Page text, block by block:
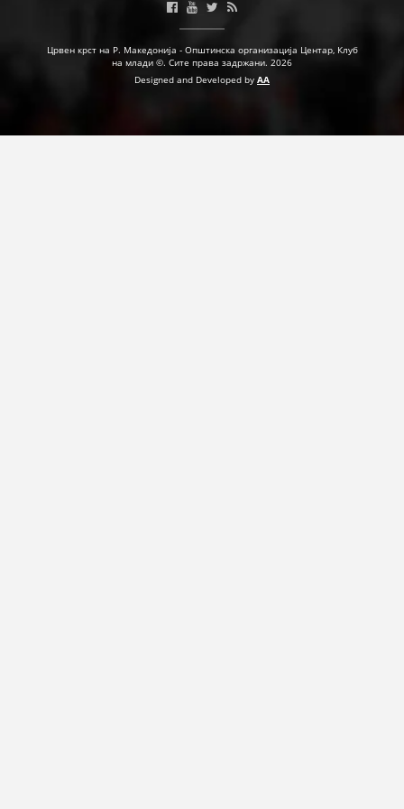
ДЕЈСТВУВАЊЕ
Црвен крст на Р. Македонија - Општинска организација Центар, Клуб
на млади ©. Сите права задржани. 2026
Designed and Developed by AA